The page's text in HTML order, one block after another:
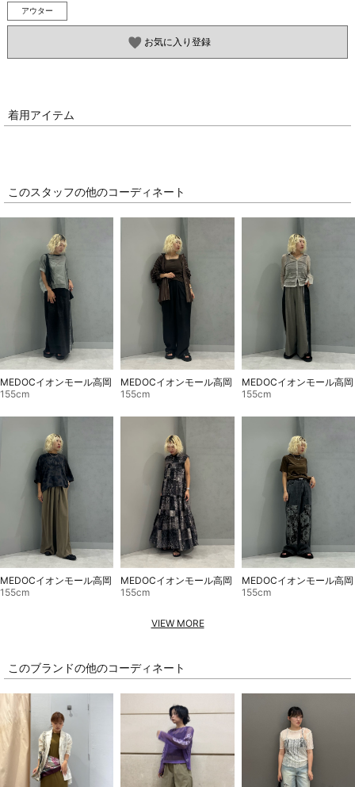
アウター
お気に入り登録
着用アイテム
このスタッフの他のコーディネート
MEDOCイオンモール高岡
155cm
MEDOCイオンモール高岡
155cm
MEDOCイオンモール高岡
155cm
MEDOCイオンモール高岡
155cm
MEDOCイオンモール高岡
155cm
MEDOCイオンモール高岡
155cm
VIEW MORE
このブランドの他のコーディネート